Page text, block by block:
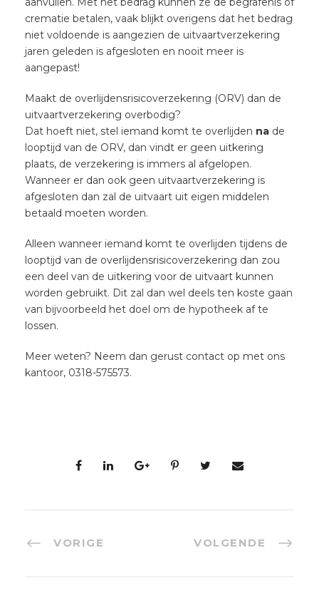
crematie betalen, vaak blijkt overigens dat het bedrag
niet voldoende is aangezien de uitvaartverzekering
jaren geleden is afgesloten en nooit meer is
aangepast!
Maakt de overlijdensrisicoverzekering (ORV) dan de
uitvaartverzekering overbodig?
Dat hoeft niet, stel iemand komt te overlijden na de
looptijd van de ORV, dan vindt er geen uitkering
plaats, de verzekering is immers al afgelopen.
Wanneer er dan ook geen uitvaartverzekering is
afgesloten dan zal de uitvaart uit eigen middelen
betaald moeten worden.
Alleen wanneer iemand komt te overlijden tijdens de
looptijd van de overlijdensrisicoverzekering dan zou
een deel van de uitkering voor de uitvaart kunnen
worden gebruikt. Dit zal dan wel deels ten koste gaan
van bijvoorbeeld het doel om de hypotheek af te
lossen.
Meer weten? Neem dan gerust contact op met ons
kantoor, 0318-575573.
VORIGE VOLGENDE